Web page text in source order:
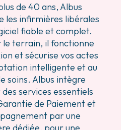
de 40 ans, Albus
les infirmières libérales
fiable et complet.
le terrain, il fonctionne
et sécurise vos actes
intelligente et au
soins. Albus intègre
services essentiels
de Paiement et
par une